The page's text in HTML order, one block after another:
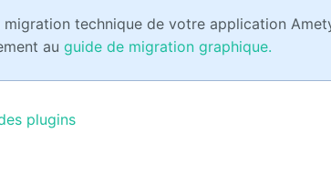
technique de votre application
au guide de migration graphique.
plugins